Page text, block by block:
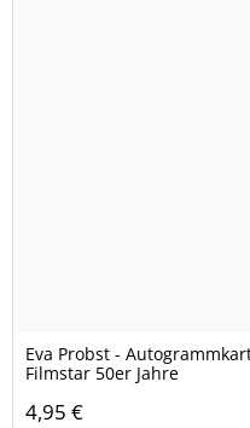
Eva Probst -
Filmstar 50er Jahre
4,95 €